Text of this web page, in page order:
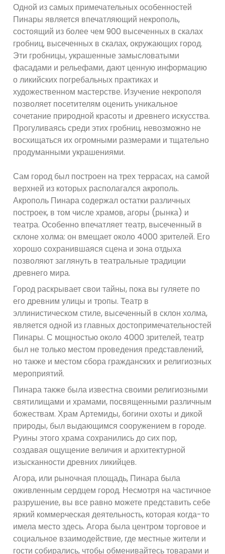
Одной из самых примечательных особенностей
Пинары является впечатляющий некрополь,
состоящий из более чем 900 высеченных в скалах
гробниц, высеченных в скалах, окружающих город.
Эти гробницы, украшенные замысловатыми
фасадами и рельефами, дают ценную информацию
о ликийских погребальных практиках и
художественном мастерстве. Изучение некрополя
позволяет посетителям оценить уникальное
сочетание природной красоты и древнего искусства.
Прогуливаясь среди этих гробниц, невозможно не
восхищаться их огромными размерами и тщательно
продуманными украшениями.
Сам город был построен на трех террасах, на самой
верхней из которых располагался акрополь.
Акрополь Пинара содержал остатки различных
построек, в том числе храмов, агоры (рынка) и
театра. Особенно впечатляет театр, высеченный в
склоне холма: он вмещает около 4000 зрителей. Его
хорошо сохранившаяся сцена и зона отдыха
позволяют заглянуть в театральные традиции
древнего мира.
Город раскрывает свои тайны, пока вы гуляете по
его древним улицы и тропы. Театр в
эллинистическом стиле, высеченный в склон холма,
является одной из главных достопримечательностей
Пинары. С мощностью около 4000 зрителей, театр
был не только местом проведения представлений,
но также и местом сбора гражданских и религиозных
мероприятий.
Пинара также была известна своими религиозными
святилищами и храмами, посвященными различным
божествам. Храм Артемиды, богини охоты и дикой
природы, был выдающимся сооружением в городе.
Руины этого храма сохранились до сих пор,
создавая ощущение величия и архитектурной
изысканности древних ликийцев.
Агора, или рыночная площадь, Пинара была
оживленным сердцем город. Несмотря на частичное
разрушение, вы все равно можете представить себе
яркий коммерческая деятельность, которая когда-то
имела место здесь. Агора была центром торговое и
социальное взаимодействие, где местные жители и
гости собирались, чтобы обменивайтесь товарами и